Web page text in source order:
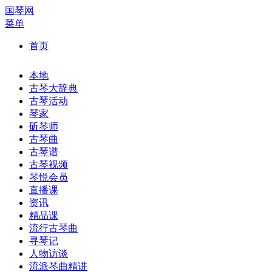
国琴网
菜单
首页
本地
古琴大辞典
古琴活动
琴家
斫琴师
古琴曲
古琴谱
古琴视频
琴悦会员
直播课
资讯
精品课
流行古琴曲
寻琴记
人物访谈
流派琴曲精讲